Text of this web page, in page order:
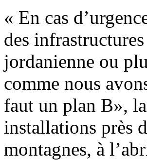
« En cas
des
jordanienne ou
comme nous
faut un plan B»,
installations près
montagnes, à